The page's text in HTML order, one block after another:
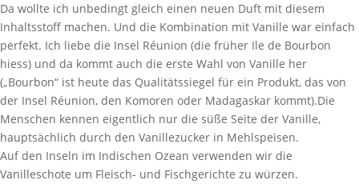
Da wollte ich unbedingt gleich einen neuen Duft mit diesem
Inhaltsstoff machen. Und die Kombination mit Vanille war einfach
perfekt. Ich liebe die Insel Réunion (die früher Ile de Bourbon
hiess) und da kommt auch die erste Wahl von Vanille her
(„Bourbon“ ist heute das Qualitätssiegel für ein Produkt, das von
der Insel Réunion, den Komoren oder Madagaskar kommt).Die
Menschen kennen eigentlich nur die süße Seite der Vanille,
hauptsächlich durch den Vanillezucker in Mehlspeisen.
Auf den Inseln im Indischen Ozean verwenden wir die
Vanilleschote um Fleisch- und Fischgerichte zu würzen.